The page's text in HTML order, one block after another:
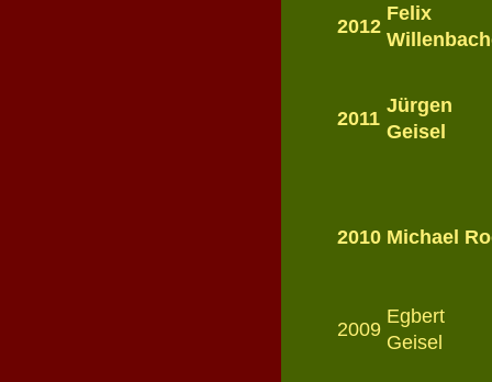
2012
Felix
2011
Jürgen
Geisel
2010 Michael
2009
Egbert
Geisel